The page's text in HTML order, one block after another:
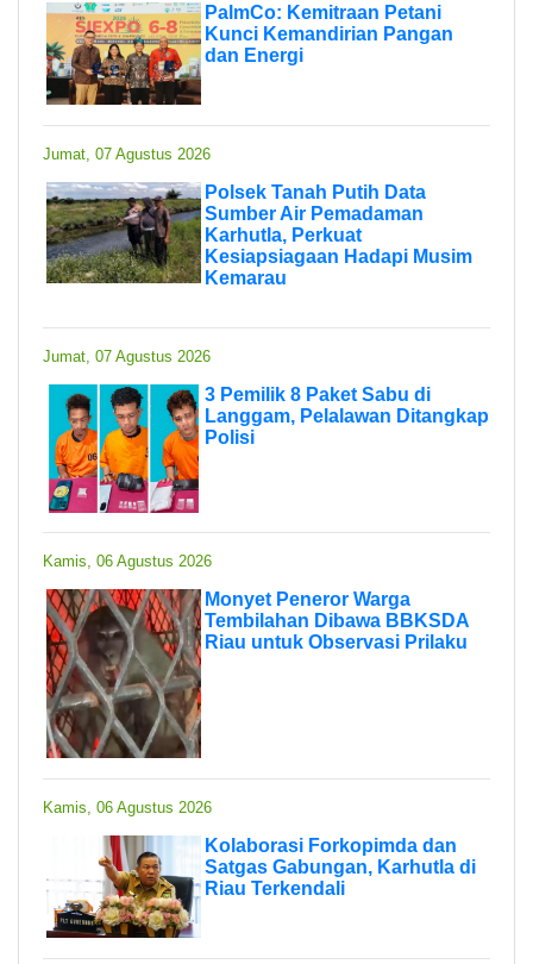
PalmCo: Kemitraan Petani
Kunci Kemandirian Pangan
dan Energi
Jumat, 07 Agustus 2026
Polsek Tanah Putih Data
Sumber Air Pemadaman
Karhutla, Perkuat
Kesiapsiagaan Hadapi Musim
Kemarau
Jumat, 07 Agustus 2026
3 Pemilik 8 Paket Sabu di
Langgam, Pelalawan Ditangkap
Polisi
Kamis, 06 Agustus 2026
Monyet Peneror Warga
Tembilahan Dibawa BBKSDA
Riau untuk Observasi Prilaku
Kamis, 06 Agustus 2026
Kolaborasi Forkopimda dan
Satgas Gabungan, Karhutla di
Riau Terkendali